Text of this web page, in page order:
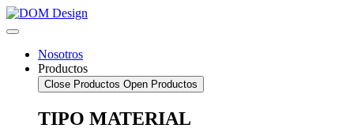
Saltar
al
Nosotros
Productos
Close Productos Open Productos
TIPO MATERIAL